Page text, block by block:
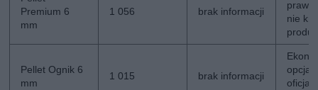
Premium 6
mm
1 056 brak informacji
nie
Pellet Ognik 6
mm
1 015 brak informacji
opcja,